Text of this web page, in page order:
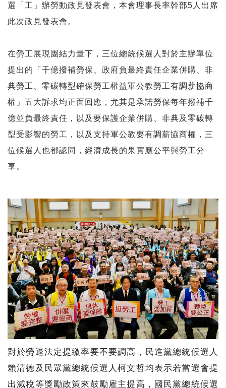
選「工」辦勞動政見發表會，本會理事長率幹部5人出席
此次政見發表會。
在勞工展現團結力量下，三位總統候選人對於主辦單位
提出的「千億撥補勞保、政府負最終責任企業併購、非
典勞工、零碳轉型確保勞工權益軍公教勞工有調薪協商
權」五大訴求均正面回應，尤其是承諾勞保每年撥補千
億並負最終責任，以及要保護企業併購、非典及零碳轉
型受影響的勞工，以及支持軍公教要有調薪協商權，三
位候選人也都認同，經濟成長的果實應公平與勞工分
享。
對於勞退法定提繳率要不要調高，民進黨總統候選人
賴清德及民眾黨總統候選人柯文哲均表示若當選會提
出減稅等獎勵政策來鼓勵雇主提高，國民黨總統候選